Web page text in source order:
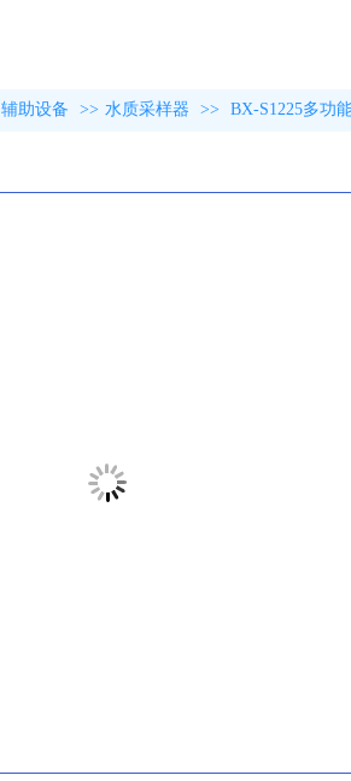
辅助设备 >> 水质采样器 >> BX-S1225多功